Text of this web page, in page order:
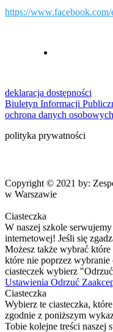
https://
deklaracja dostępności
Biuletyn Informacji
ochrona danych osobowych
polityka prywatności
Copyright © 2021 by:
w Warszawie
Ciasteczka
W naszej szkole
internetowej! Jeśli się
Możesz także wybrać które
które nie poprzez
ciasteczek wybierz
Ustawienia Odrzuć
Ciasteczka
Wybierz te ciasteczka,
zgodnie z poniższym
Tobie kolejne treści naszej